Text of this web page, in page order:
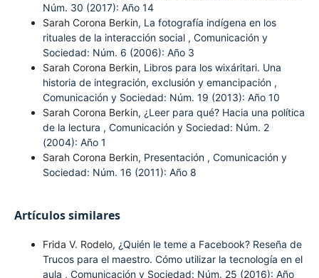
Núm. 30 (2017): Año 14
Sarah Corona Berkin, La fotografía indígena en los
rituales de la interacción social , Comunicación y
Sociedad: Núm. 6 (2006): Año 3
Sarah Corona Berkin, Libros para los wixáritari. Una
historia de integración, exclusión y emancipación ,
Comunicación y Sociedad: Núm. 19 (2013): Año 10
Sarah Corona Berkin, ¿Leer para qué? Hacia una política
de la lectura , Comunicación y Sociedad: Núm. 2
(2004): Año 1
Sarah Corona Berkin, Presentación , Comunicación y
Sociedad: Núm. 16 (2011): Año 8
Artículos similares
Frida V. Rodelo, ¿Quién le teme a Facebook? Reseña de
Trucos para el maestro. Cómo utilizar la tecnología en el
aula , Comunicación y Sociedad: Núm. 25 (2016): Año